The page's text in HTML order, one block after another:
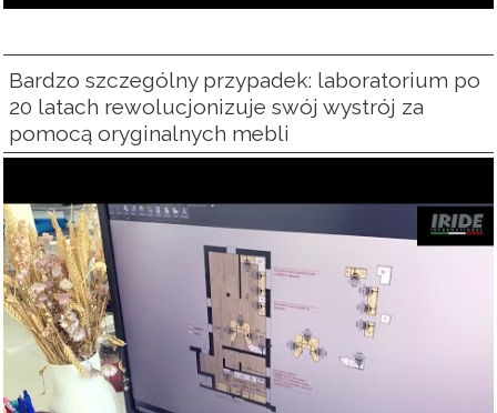
Bardzo szczególny przypadek: laboratorium po
20 latach rewolucjonizuje swój wystrój za
pomocą oryginalnych mebli